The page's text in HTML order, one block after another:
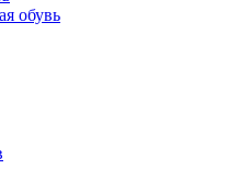
обувь